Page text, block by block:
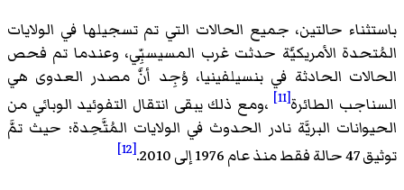
باستثناء حالتين، جميع الحالات التي تم تسجيلها في الولايات
المُتحدة الأمريكيَّة حدثت غرب المسيسبِّي، وعندما تم فحص
الحالات الحادثة في بنسيلفينيا، وُجِد أنَّ مصدر العدوى هي
السناجب الطائرة[11]
،ومع ذلك يبقى انتقال التفوئيد الوبائي من
الحيوانات البريَّة نادر الحدوث في الولايات المُتَّحِدة؛ حيث تمَّ
توثيق 47 حالة فقط منذ عام 1976 إلى 2010.
[12]